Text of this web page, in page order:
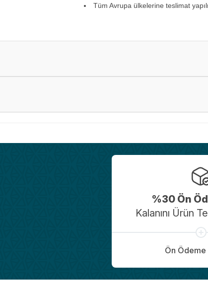
Tüm Avrupa ülkelerine teslimat
%30 Ön
Kalanını Ürün
Ön Ödeme